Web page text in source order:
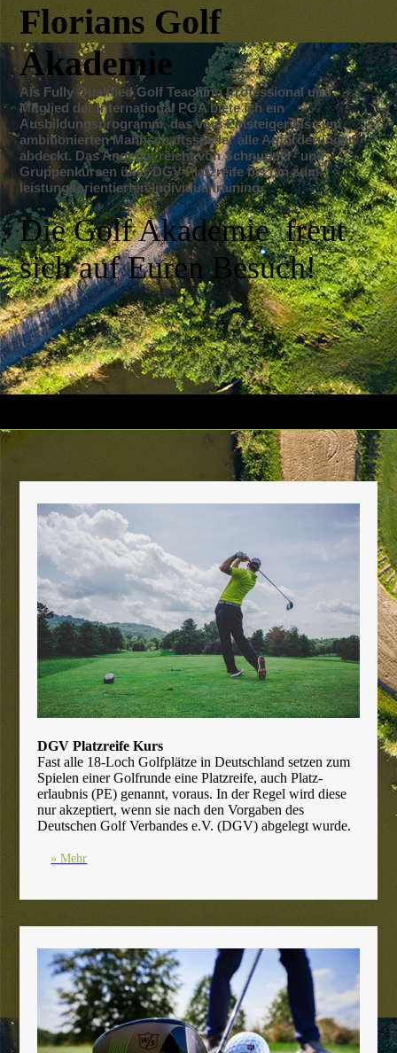
Florians Golf
Akademie
Als Fully Qualified Golf Teaching Professional und
Mitglied der International PGA biete ich ein
Ausbildungsprogramm, das vom Einsteiger bis zum
ambitionierten Mannschaftsspieler alle Anforderungen
abdeckt. Das Angebot reicht von Schnupper- und
Gruppenkursen über DGV Platzreife bis hin zum
leistungsorientierten Individualtraining.
Die Golf Akademie freut
sich auf Euren Besuch!
DGV Platzreife Kurs
Fast alle 18-Loch Golfplätze in Deutschland setzen zum
Spielen einer Golfrunde eine Platzreife, auch Platz­
erlaubnis (PE) genannt, voraus. In der Regel wird diese
nur akzeptiert, wenn sie nach den Vorgaben des
Deutschen Golf Verbandes e.V. (DGV) abgelegt wurde.
» Mehr